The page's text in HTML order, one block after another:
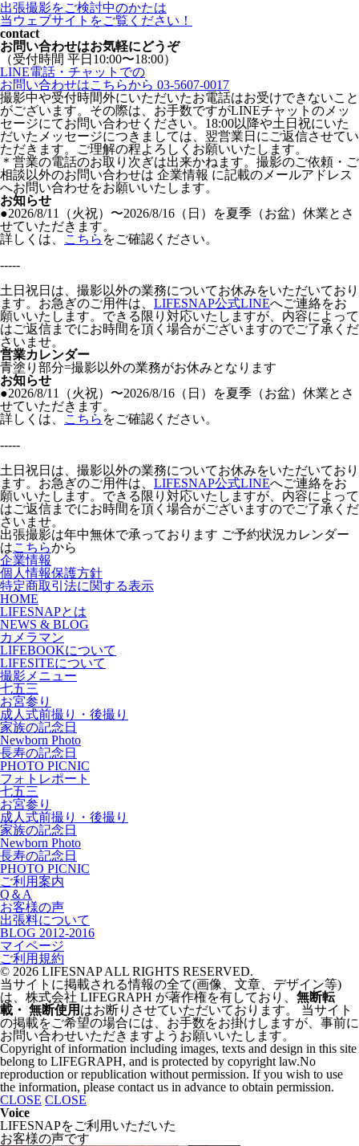
出張撮影をご検討中のかたは
当ウェブサイトをご覧ください！
contact
お問い合わせはお気軽にどうぞ
（受付時間 平日10:00〜18:00）
LINE電話・チャットでの
お問い合わせはこちらから 03-5607-0017
撮影中や受付時間外にいただいたお電話はお受けできないこと
がございます。その際は、お手数ですがLINEチャットのメッ
セージにてお問い合わせください。18:00以降や土日祝にいた
だいたメッセージにつきましては、翌営業日にご返信させてい
ただきます。ご理解の程よろしくお願いいたします。
＊営業の電話のお取り次ぎは出来かねます。撮影のご依頼・ご
相談以外のお問い合わせは 企業情報 に記載のメールアドレス
へお問い合わせをお願いいたします。
お知らせ
●2026/8/11（火祝）〜2026/8/16（日）を夏季（お盆）休業とさ
せていただきます。
詳しくは、
こちら をご確認ください。
-----
土日祝日は、撮影以外の業務についてお休みをいただいており
ます。お急ぎのご用件は、 LIFESNAP公式LINEへご連絡をお
願いいたします。できる限り対応いたしますが、内容によって
はご返信までにお時間を頂く場合がございますのでご了承くだ
さいませ。
営業カレンダー
青塗り 部分=撮影以外の業務がお休みとなります
お知らせ
●2026/8/11（火祝）〜2026/8/16（日）を夏季（お盆）休業とさ
せていただきます。
詳しくは、
こちら をご確認ください。
-----
土日祝日は、撮影以外の業務についてお休みをいただいており
ます。お急ぎのご用件は、 LIFESNAP公式LINEへご連絡をお
願いいたします。できる限り対応いたしますが、内容によって
はご返信までにお時間を頂く場合がございますのでご了承くだ
さいませ。
出張撮影は年中無休で承っております ご予約状況カレンダー
はこちらから
企業情報
個人情報保護方針
特定商取引法に関する表示
HOME
LIFESNAPとは
NEWS & BLOG
カメラマン
LIFEBOOKについて
LIFESITEについて
撮影メニュー
七五三
お宮参り
成人式前撮り・後撮り
家族の記念日
Newborn Photo
長寿の記念日
PHOTO PICNIC
フォトレポート
七五三
お宮参り
成人式前撮り・後撮り
家族の記念日
Newborn Photo
長寿の記念日
PHOTO PICNIC
ご利用案内
Q＆A
お客様の声
出張料について
BLOG 2012-2016
マイページ
ご利用規約
© 2026 LIFESNAP ALL RIGHTS RESERVED.
当サイトに掲載される情報の全て(画像、文章、デザイン等)
は、 株式会社 LIFEGRAPH が著作権を有しており、 無断転
載・ 無断使用 はお断りさせていただいております。
当サイト
の掲載をご希望の場合には、 お手数をお掛けしますが、 事前に
お問い合わせいただきますよう お願いいたします。
Copyright of information including images, texts and design in this site
belong to LIFEGRAPH, and is protected by copyright law.No
reproduction or republication without permission. If you wish to use
the information, please contact us in advance to obtain permission.
CLOSE CLOSE
Voice
LIFESNAPをご利用いただいた
お客様の声です